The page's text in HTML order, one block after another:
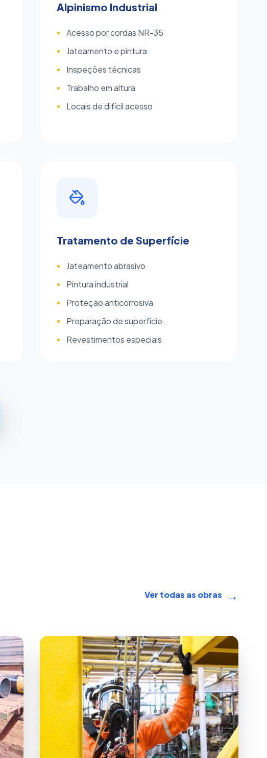
Alpinismo Industrial
● Acesso por cordas NR-35
● Jateamento e pintura
● Inspeções técnicas
● Trabalho em altura
● Locais de difícil acesso
Tratamento de Superfície
● Jateamento abrasivo
● Pintura industrial
● Proteção anticorrosiva
● Preparação de superfície
● Revestimentos especiais
Ver todas as obras →